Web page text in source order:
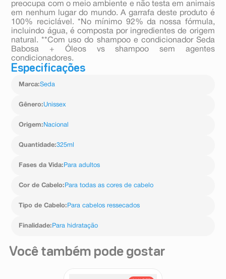
preocupa com o meio ambiente e não testa em animais
em nenhum lugar do mundo. A garrafa deste produto é
100% reciclável. *No mínimo 92% da nossa fórmula,
incluindo água, é composta por ingredientes de origem
natural. **Com uso do shampoo e condicionador Seda
Babosa + Óleos vs shampoo sem agentes
condicionadores.
Especificações
Marca:Seda
Gênero:Unissex
Origem: Nacional
Quantidade:325ml
Fases da Vida: Para adultos
Cor de Cabelo: Para todas as cores de cabelo
Tipo de Cabelo: Para cabelos ressecados
Finalidade: Para hidratação
Você também pode gostar